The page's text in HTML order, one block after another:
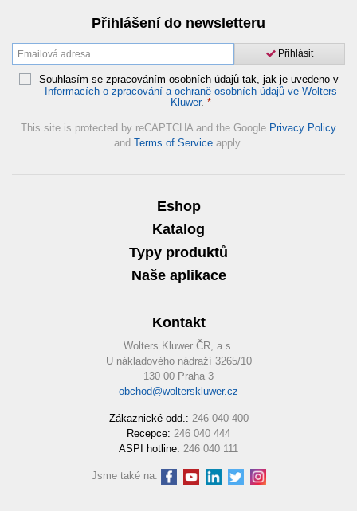
Přihlášení do newsletteru
Přihlásit
Souhlasím se zpracováním osobních údajů tak, jak je uvedeno v
Informacích o zpracování a ochraně osobních údajů ve Wolters
Kluwer. *
This site is protected by reCAPTCHA and the Google Privacy Policy
and Terms of Service apply.
Eshop
Katalog
Typy produktů
Naše aplikace
Kontakt
Wolters Kluwer ČR, a.s.
U nákladového nádraží 3265/10
130 00 Praha 3
obchod@wolterskluwer.cz
Zákaznické odd.: 246 040 400
Recepce: 246 040 444
ASPI hotline: 246 040 111
Jsme také na: